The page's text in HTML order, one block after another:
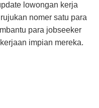
lowongan kerja
nomer satu para
para jobseeker
impian mereka.